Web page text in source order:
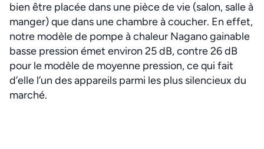
bien être placée dans une pièce de vie (salon, salle à
manger) que dans une chambre à coucher. En effet,
notre modèle de pompe à chaleur Nagano gainable
basse pression émet environ 25 dB, contre 26 dB
pour le modèle de moyenne pression, ce qui fait
d’elle l’un des appareils parmi les plus silencieux du
marché.